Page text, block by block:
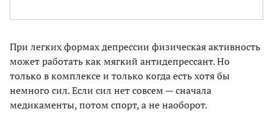
При легких формах депрессии физическая активность
может работать как мягкий антидепрессант. Но
только в комплексе и только когда есть хотя бы
немного сил. Если сил нет совсем — сначала
медикаменты, потом спорт, а не наоборот.